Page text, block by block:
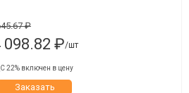
₽
098.82 ₽/шт
22% включен в цену
Заказать